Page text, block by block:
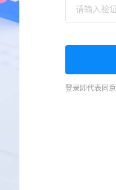
登录即代表同意